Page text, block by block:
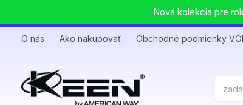
Nová kolekcia pre
O nás Ako nakupovať Obchodné podmienky